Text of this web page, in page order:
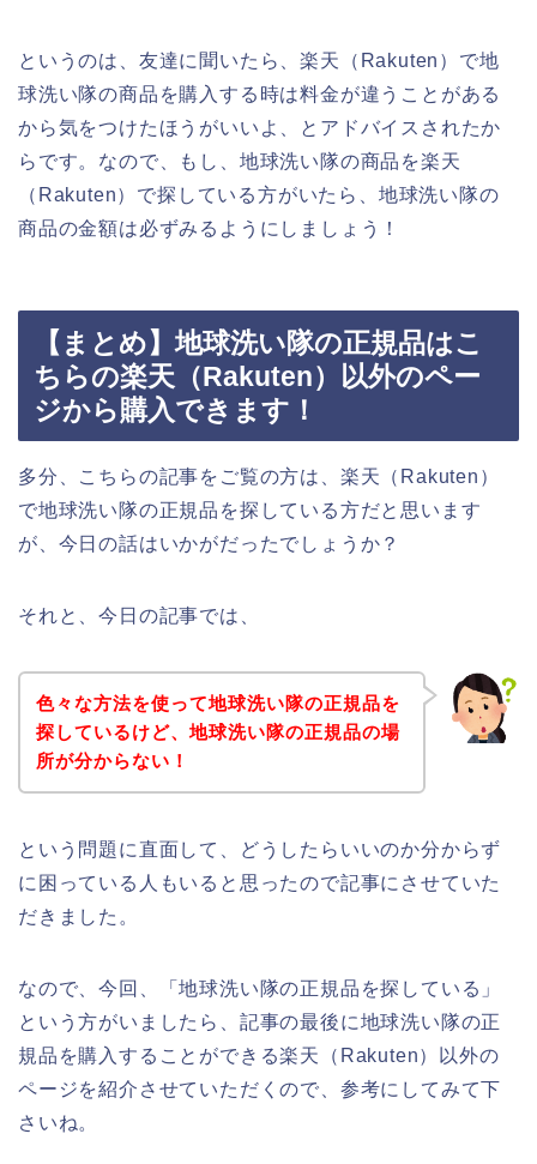
というのは、友達に聞いたら、楽天（Rakuten）で地
球洗い隊の商品を購入する時は料金が違うことがある
から気をつけたほうがいいよ、とアドバイスされたか
らです。なので、もし、地球洗い隊の商品を楽天
（Rakuten）で探している方がいたら、地球洗い隊の
商品の金額は必ずみるようにしましょう！
【まとめ】地球洗い隊の正規品はこ
ちらの楽天（Rakuten）以外のペー
ジから購入できます！
多分、こちらの記事をご覧の方は、楽天（Rakuten）
で地球洗い隊の正規品を探している方だと思います
が、今日の話はいかがだったでしょうか？
それと、今日の記事では、
色々な方法を使って地球洗い隊の正規品を
探しているけど、地球洗い隊の正規品の場
所が分からない！
という問題に直面して、どうしたらいいのか分からず
に困っている人もいると思ったので記事にさせていた
だきました。
なので、今回、「地球洗い隊の正規品を探している」
という方がいましたら、記事の最後に地球洗い隊の正
規品を購入することができる楽天（Rakuten）以外の
ページを紹介させていただくので、参考にしてみて下
さいね。